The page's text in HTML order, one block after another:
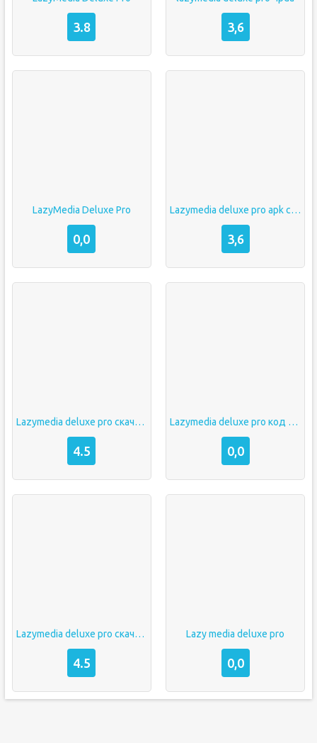
3.8 3,6
LazyMedia Deluxe Pro
0,0
Lazymedia deluxe pro apk скачать
3,6
Lazymedia deluxe pro скачать
4.5
Lazymedia deluxe pro код активации бесплатно 2021
0,0
Lazymedia deluxe pro скачать на андроид бесплатно
4.5
Lazy media deluxe pro
0,0